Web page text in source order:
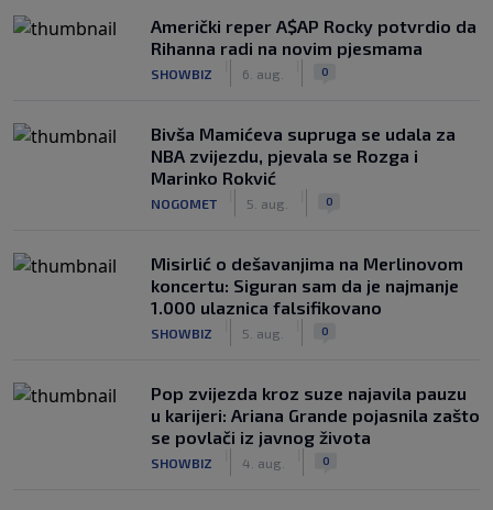
Američki reper A$AP Rocky potvrdio da
Rihanna radi na novim pjesmama
SHOWBIZ 6. aug. 0
Bivša Mamićeva supruga se udala za
NBA zvijezdu, pjevala se Rozga i
Marinko Rokvić
NOGOMET 5. aug. 0
Misirlić o dešavanjima na Merlinovom
koncertu: Siguran sam da je najmanje
1.000 ulaznica falsifikovano
SHOWBIZ 5. aug. 0
Pop zvijezda kroz suze najavila pauzu
u karijeri: Ariana Grande pojasnila zašto
se povlači iz javnog života
SHOWBIZ 4. aug. 0